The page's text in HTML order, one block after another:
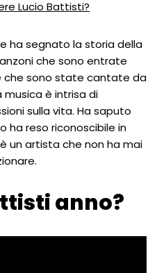
Lucio Battisti?
ha segnato la storia della
che sono entrate
che sono state cantate da
musica è intrisa di
sulla vita. Ha saputo
ha reso riconoscibile in
un artista che non ha mai
anno?